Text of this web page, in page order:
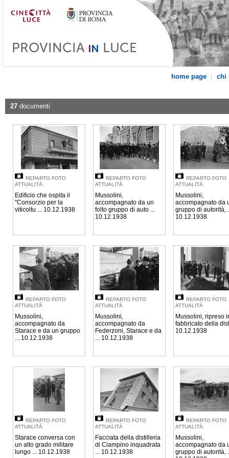
home page | chi
27 documenti
REPARTO FOTO
ATTUALITÀ
Edificio che ospita il
"Consorzio per la
viticoltu ... 10.12.1938
REPARTO FOTO
ATTUALITÀ
Mussolini,
accompagnato da un
folto gruppo di auto ...
10.12.1938
REPARTO FOTO
ATTUALITÀ
Mussolini,
accompagnato da
gruppo di autorità,
10.12.1938
REPARTO FOTO
ATTUALITÀ
Mussolini,
accompagnato da
Starace e da un gruppo
... 10.12.1938
REPARTO FOTO
ATTUALITÀ
Mussolini,
accompagnato da
Federzoni, Starace e da
... 10.12.1938
REPARTO FOTO
ATTUALITÀ
Mussolini, ripreso
fabbricato della
10.12.1938
REPARTO FOTO
ATTUALITÀ
Starace conversa con
un alto grado militare
lungo ... 10.12.1938
REPARTO FOTO
ATTUALITÀ
Facciata della distilleria
di Ciampino inquadrata
... 10.12.1938
REPARTO FOTO
ATTUALITÀ
Mussolini,
accompagnato da
gruppo di autorità,